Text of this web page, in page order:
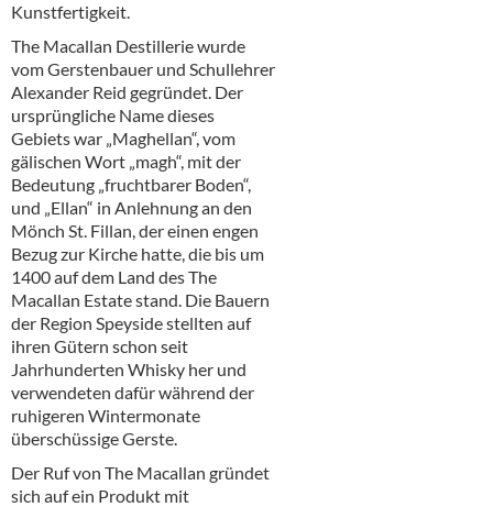
Equipment
Verpackung
Hygieneartikel & Desinfektion
Kunstfertigkeit.
The Macallan Destillerie wurde
vom Gerstenbauer und Schullehrer
Alexander Reid gegründet. Der
ursprüngliche Name dieses
Gebiets war „Maghellan“, vom
gälischen Wort „magh“, mit der
Bedeutung „fruchtbarer Boden“,
und „Ellan“ in Anlehnung an den
Mönch St. Fillan, der einen engen
Bezug zur Kirche hatte, die bis um
1400 auf dem Land des The
Macallan Estate stand. Die Bauern
der Region Speyside stellten auf
ihren Gütern schon seit
Jahrhunderten Whisky her und
verwendeten dafür während der
ruhigeren Wintermonate
überschüssige Gerste.
Der Ruf von The Macallan gründet
sich auf ein Produkt mit